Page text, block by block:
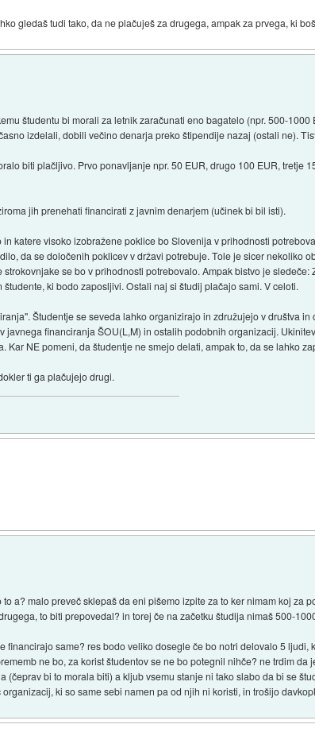
gledaš tudi tako, da ne plačuješ za drugega, ampak za prvega, ki
študentu bi morali za letnik zaračunati eno bagatelo (npr. 500-
izdelali, dobili večino denarja preko štipendije nazaj (ostali ne).
biti plačljivo. Prvo ponavljanje npr. 50 EUR, drugo 100 EUR, tretje
jih prenehati financirati z javnim denarjem (učinek bi bil isti).
katere visoko izobražene poklice bo Slovenija v prihodnosti
da se določenih poklicev v državi potrebuje. Tole je sicer nekoliko
se bo v prihodnosti potrebovalo. Ampak bistvo je sledeče:
ki bodo zaposljivi. Ostali naj si študij plačajo sami. V celoti.
Študentje se seveda lahko organizirajo in združujejo v društva
javnega financiranja ŠOU(L,M) in ostalih podobnih organizacij.
Kar NE pomeni, da študentje ne smejo delati, ampak to, da se lahko
ti ga plačujejo drugi.
a? malo preveč sklepaš da eni pišemo izpite za to ker nimam koj za
to biti prepovedal? in torej če na začetku študija nimaš 500-
financirajo same? res bodo veliko dosegle če bo notri delovalo 5 ljudi,
ne bo, za korist študentov se ne bo potegnil nihče? ne trdim
(čeprav bi to morala biti) a kljub vsemu stanje ni tako slabo da bi se
ki so same sebi namen pa od njih ni koristi, in trošijo